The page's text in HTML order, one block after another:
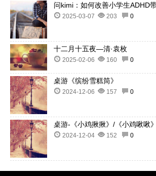
问kimi：如何改善小学生ADHD
2025-03-07 203 0
十二月十五夜—清·袁枚
2025-02-06 160 0
桌游《缤纷雪糕筒》
2024-12-06 157 0
桌游-《小鸡揪揪》/《小鸡啾啾
2024-12-04 152 0